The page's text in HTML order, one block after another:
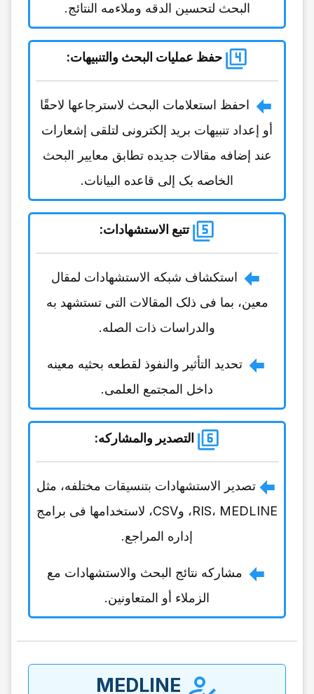
البحث لتحسین الدقه وملاءمه النتائج.
حفظ عملیات البحث والتنبیهات:
احفظ استعلامات البحث لاسترجاعها لاحقًا
أو إعداد تنبیهات برید إلکترونی لتلقی إشعارات
عند إضافه مقالات جدیده تطابق معاییر البحث
الخاصه بک إلى قاعده البیانات.
تتبع الاستشهادات:
استکشاف شبکه الاستشهادات لمقال
معین، بما فی ذلک المقالات التی تستشهد به
والدراسات ذات الصله.
تحدید التأثیر والنفوذ لقطعه بحثیه معینه
داخل المجتمع العلمی.
التصدیر والمشارکه:
تصدیر الاستشهادات بتنسیقات مختلفه، مثل
RIS، MEDLINE، وCSV، لاستخدامها فی برامج
إداره المراجع.
مشارکه نتائج البحث والاستشهادات مع
الزملاء أو المتعاونین.
MEDLINE